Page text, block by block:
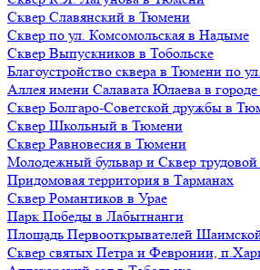
Сквер Славянский в Тюмени
Сквер по ул. Комсомольская в Надыме
Сквер Выпускников в Тобольске
Благоустройство сквера в Тюмени по
Аллея имени Салавата Юлаева в городе
Сквер Болгаро-Советской дружбы в
Сквер Школьный в Тюмени
Сквер Равновесия в Тюмени
Молодежный бульвар и Сквер
Придомовая территория в Тарманах
Сквер Романтиков в Урае
Парк Победы в Лабытнанги
Площадь Первооткрывателей
Сквер святых Петра и Февронии,